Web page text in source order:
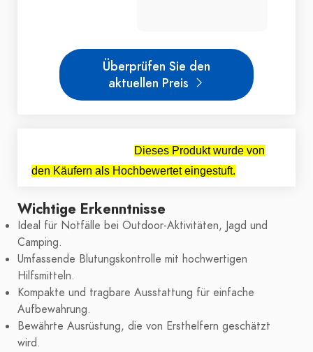
Überprüfen Sie den
aktuellen Preis
Dieses Produkt wurde von
den Käufern als Hochbewertet eingestuft.
Wichtige Erkenntnisse
Ideal für Notfälle bei Outdoor-Aktivitäten, Jagd und
Camping.
Umfassende Blutungskontrolle mit hochwertigen
Hilfsmitteln.
Kompakte und tragbare Ausstattung für einfache
Aufbewahrung.
Bewährte Ausrüstung, die von Ersthelfern geschätzt
wird.